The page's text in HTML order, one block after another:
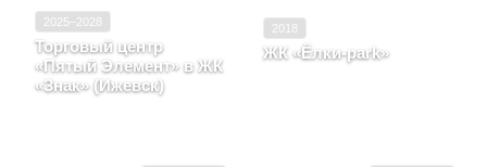
2025–2028
Торговый центр
«Пятый Элемент» в ЖК
«Знак» (Ижевск)
2018
ЖК «Ёлки-park»